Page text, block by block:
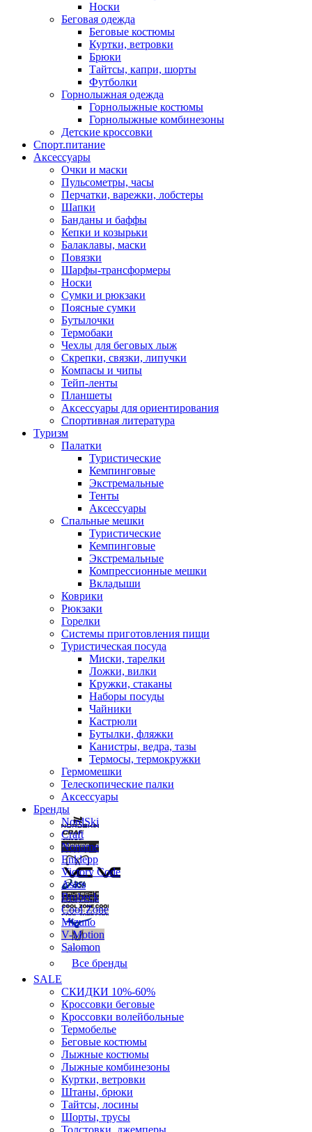
Носки
Беговая одежда
Беговые костюмы
Куртки, ветровки
Брюки
Тайтсы, капри, шорты
Футболки
Горнолыжная одежда
Горнолыжные костюмы
Горнолыжные комбинезоны
Детские кроссовки
Спорт.питание
Аксессуары
Очки и маски
Пульсометры, часы
Перчатки, варежки, лобстеры
Шапки
Банданы и баффы
Кепки и козырьки
Балаклавы, маски
Повязки
Шарфы-трансформеры
Носки
Сумки и рюкзаки
Поясные сумки
Бутылочки
Термобаки
Чехлы для беговых лыж
Скрепки, связки, липучки
Компасы и чипы
Тейп-ленты
Планшеты
Аксессуары для ориентирования
Спортивная литература
Туризм
Палатки
Туристические
Кемпинговые
Экстремальные
Тенты
Аксессуары
Спальные мешки
Туристические
Кемпинговые
Экстремальные
Компрессионные мешки
Вкладыши
Коврики
Рюкзаки
Горелки
Системы приготовления пищи
Туристическая посуда
Миски, тарелки
Ложки, вилки
Кружки, стаканы
Наборы посуды
Чайники
Кастрюли
Бутылки, фляжки
Канистры, ведра, тазы
Термосы, термокружки
Гермомешки
Телескопические палки
Аксессуары
Бренды
NordSki
Craft
Noname
Enklepp
Victory Code
Asics
Brubeck
Cool Zone
Mizuno
V-Motion
Salomon
Все бренды
SALE
СКИДКИ 10%-60%
Кроссовки беговые
Кроссовки волейбольные
Термобелье
Беговые костюмы
Лыжные костюмы
Лыжные комбинезоны
Куртки, ветровки
Штаны, брюки
Тайтсы, лосины
Шорты, трусы
Толстовки, джемперы